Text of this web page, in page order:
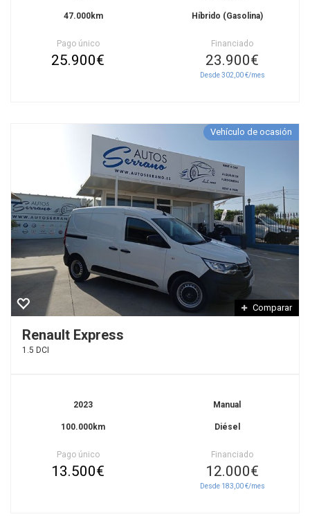
47.000km Híbrido (Gasolina)
Pago único
25.900€
Financiado
23.900€
Desde 302,00 €/mes
Vehículo de ocasión
Comparar
Renault Express
1.5 DCI
2023
100.000km
Manual
Diésel
Pago único
13.500€
Financiado
12.000€
Desde 183,00 €/mes